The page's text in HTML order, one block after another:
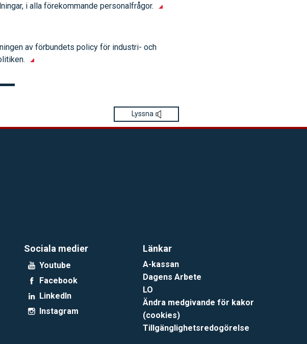
i alla förekommande personalfrågor.
av förbundets policy för industri- och
Lyssna
Sociala medier
Youtube
Facebook
LinkedIn
Instagram
Länkar
A-kassan
Dagens Arbete
LO
Ändra medgivande för kakor
(cookies)
Tillgänglighetsredogörelse